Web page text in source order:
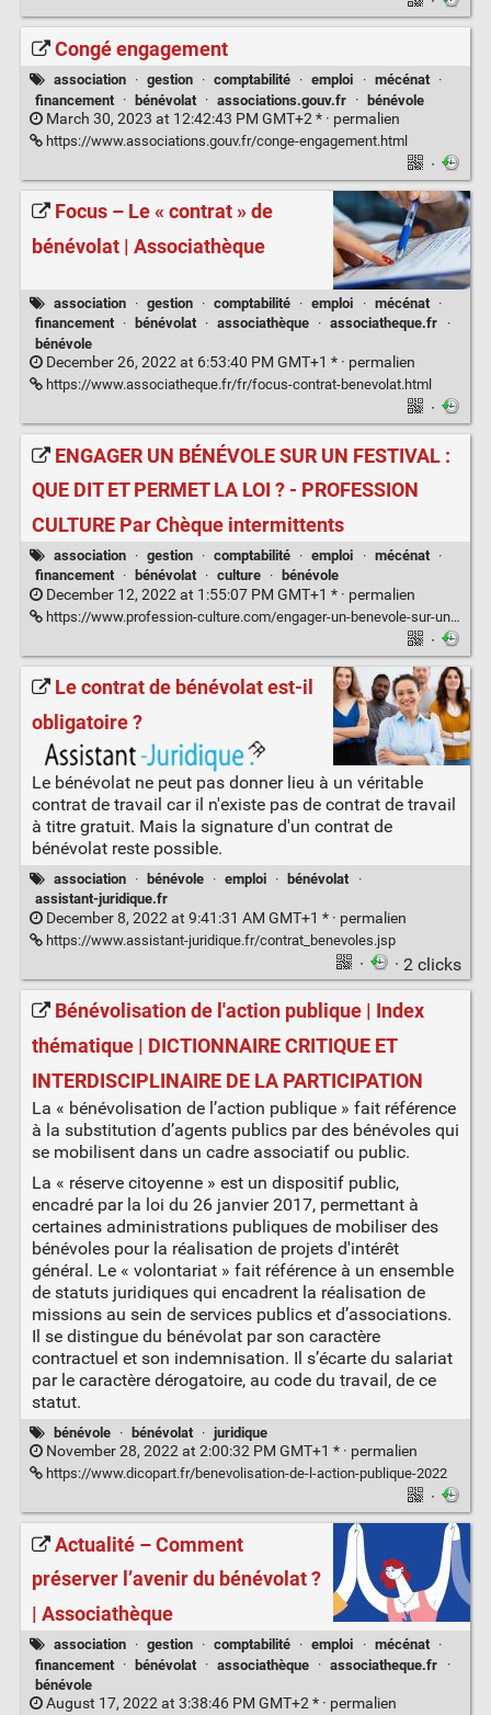
Congé engagement
association · gestion · comptabilité · emploi · mécénat
·
financement
· bénévolat · associations.gouv.fr · bénévole
March 30, 2023 at 12:42:43 PM GMT+2 * · permalien
https://www.associations.gouv.fr/conge-engagement.html
·
Focus – Le « contrat » de
bénévolat | Associathèque
association · gestion · comptabilité · emploi · mécénat
·
financement
· bénévolat · associathèque · associatheque.fr
·
bénévole
December 26, 2022 at 6:53:40 PM GMT+1 * · permalien
https://www.associatheque.fr/fr/focus-contrat-benevolat.html
·
ENGAGER UN BÉNÉVOLE SUR UN FESTIVAL :
QUE DIT ET PERMET LA LOI ? - PROFESSION
CULTURE Par Chèque intermittents
association · gestion · comptabilité · emploi · mécénat
·
financement
· bénévolat · culture · bénévole
December 12, 2022 at 1:55:07 PM GMT+1 * · permalien
https://www.profession-culture.com/engager-un-benevole-sur-un-festival-que-dit-et-permet-la-loi/
·
Le contrat de bénévolat est-il
obligatoire ?
Le bénévolat ne peut pas donner lieu à un véritable
contrat de travail car il n'existe pas de contrat de travail
à titre gratuit. Mais la signature d'un contrat de
bénévolat reste possible.
association · bénévole · emploi · bénévolat
·
assistant-juridique.fr
December 8, 2022 at 9:41:31 AM GMT+1 * · permalien
https://www.assistant-juridique.fr/contrat_benevoles.jsp
· · 2 clicks
Bénévolisation de l'action publique | Index
thématique | DICTIONNAIRE CRITIQUE ET
INTERDISCIPLINAIRE DE LA PARTICIPATION
La « bénévolisation de l’action publique » fait référence
à la substitution d’agents publics par des bénévoles qui
se mobilisent dans un cadre associatif ou public.
La « réserve citoyenne » est un dispositif public,
encadré par la loi du 26 janvier 2017, permettant à
certaines administrations publiques de mobiliser des
bénévoles pour la réalisation de projets d'intérêt
général. Le « volontariat » fait référence à un ensemble
de statuts juridiques qui encadrent la réalisation de
missions au sein de services publics et d’associations.
Il se distingue du bénévolat par son caractère
contractuel et son indemnisation. Il s’écarte du salariat
par le caractère dérogatoire, au code du travail, de ce
statut.
bénévole · bénévolat · juridique
November 28, 2022 at 2:00:32 PM GMT+1 * · permalien
https://www.dicopart.fr/benevolisation-de-l-action-publique-2022
·
Actualité – Comment
préserver l’avenir du bénévolat ?
| Associathèque
association · gestion · comptabilité · emploi · mécénat
·
financement
· bénévolat · associathèque · associatheque.fr
·
bénévole
August 17, 2022 at 3:38:46 PM GMT+2 * · permalien